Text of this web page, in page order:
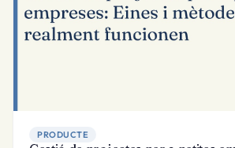
PRODUCTE